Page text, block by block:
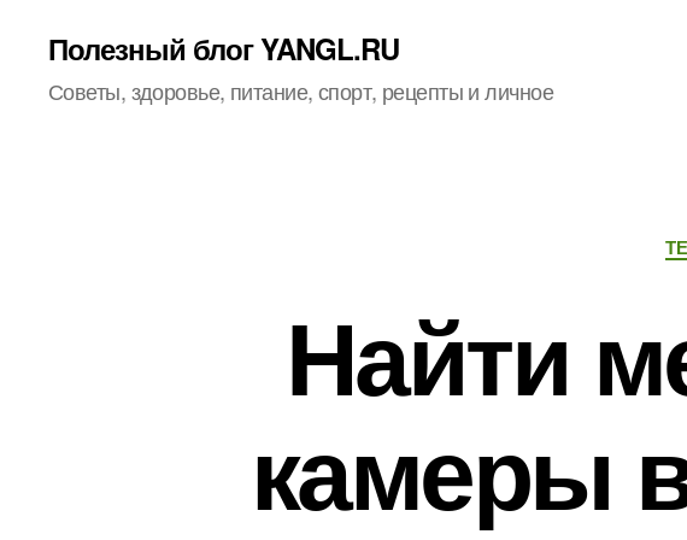
Полезный блог YANGL.RU
Советы, здоровье, питание, спорт, рецепты и личное
Найти
камеры